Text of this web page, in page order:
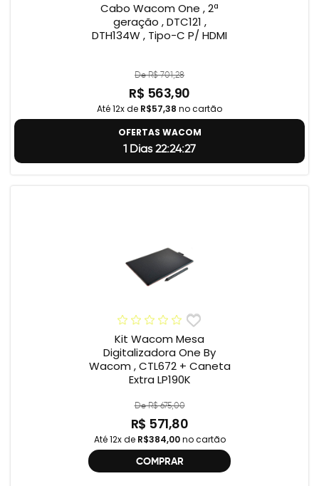
Cabo Wacom One , 2ª
geração , DTC121 ,
DTH134W , Tipo-C P/ HDMI
De R$ 701,28
R$ 563,90
Até 12x de R$57,38 no cartão
OFERTAS WACOM
1 Dias 22:24:26
Kit Wacom Mesa
Digitalizadora One By
Wacom , CTL672 + Caneta
Extra LP190K
De R$ 675,00
R$ 571,80
Até 12x de R$384,00no cartão
COMPRAR